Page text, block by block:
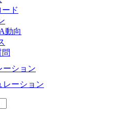
ド
動向